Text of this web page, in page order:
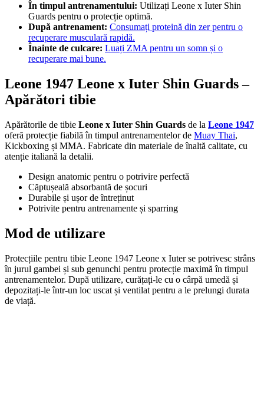
În timpul antrenamentului: Utilizați Leone x Iuter Shin
Guards pentru o protecție optimă.
După antrenament: Consumați proteină din zer pentru o
recuperare musculară rapidă.
Înainte de culcare: Luați ZMA pentru un somn și o
recuperare mai bune.
Leone 1947 Leone x Iuter Shin Guards –
Apărători tibie
Apărătorile de tibie Leone x Iuter Shin Guards de la Leone 1947
oferă protecție fiabilă în timpul antrenamentelor de Muay Thai,
Kickboxing și MMA. Fabricate din materiale de înaltă calitate, cu
atenție italiană la detalii.
Design anatomic pentru o potrivire perfectă
Căptușeală absorbantă de șocuri
Durabile și ușor de întreținut
Potrivite pentru antrenamente și sparring
Mod de utilizare
Protecțiile pentru tibie Leone 1947 Leone x Iuter se potrivesc strâns
în jurul gambei și sub genunchi pentru protecție maximă în timpul
antrenamentelor. După utilizare, curățați-le cu o cârpă umedă și
depozitați-le într-un loc uscat și ventilat pentru a le prelungi durata
de viață.